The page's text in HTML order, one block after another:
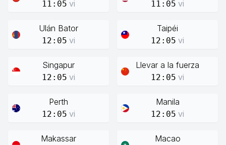
11:05 vi 11:05 vi
Ulán Bator
12:05 vi
Taipéi
12:05 vi
Singapur
12:05 vi
Llevar a la fuerza
12:05 vi
Perth
12:05 vi
Manila
12:05 vi
Makassar Macao